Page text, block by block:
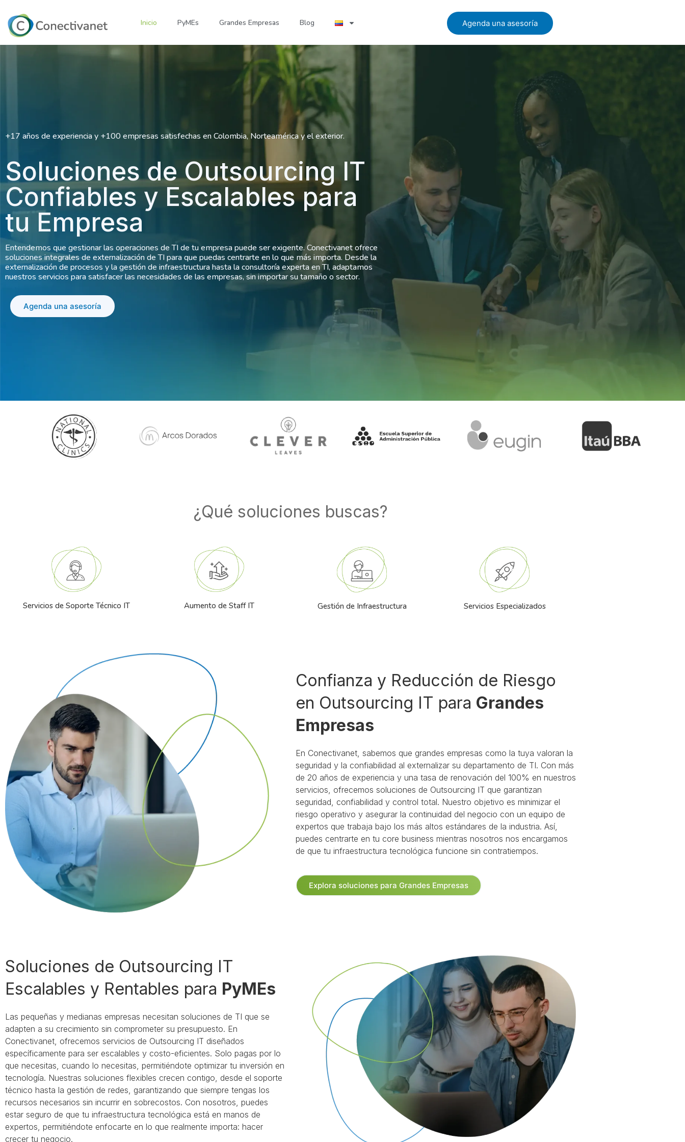
Inicio PyMEs Grandes Empresas Blog Agenda una asesoría
+17 años de experiencia y +100 empresas satisfechas en Colombia, Norteamérica y el exterior.
Soluciones de Outsourcing IT
Confiables y Escalables para
tu Empresa
Entendemos que gestionar las operaciones de TI de tu empresa puede ser exigente. Conectivanet ofrece
soluciones integrales de externalización de TI para que puedas centrarte en lo que más importa. Desde la
externalización de procesos y la gestión de infraestructura hasta la consultoría experta en TI, adaptamos
nuestros servicios para satisfacer las necesidades de las empresas, sin importar su tamaño o sector.
Agenda una asesoría
¿Qué soluciones buscas?
Servicios de Soporte Técnico IT Aumento de Staff IT Gestión de Infraestructura Servicios Especializados
Confianza y Reducción de Riesgo
en Outsourcing IT para Grandes
Empresas
En Conectivanet, sabemos que grandes empresas como la tuya valoran la
seguridad y la confiabilidad al externalizar su departamento de TI. Con más
de 20 años de experiencia y una tasa de renovación del 100% en nuestros
servicios, ofrecemos soluciones de Outsourcing IT que garantizan
seguridad, confiabilidad y control total. Nuestro objetivo es minimizar el
riesgo operativo y asegurar la continuidad del negocio con un equipo de
expertos que trabaja bajo los más altos estándares de la industria. Así,
puedes centrarte en tu core business mientras nosotros nos encargamos
de que tu infraestructura tecnológica funcione sin contratiempos.
Explora soluciones para Grandes Empresas
Soluciones de Outsourcing IT
Escalables y Rentables para PyMEs
Las pequeñas y medianas empresas necesitan soluciones de TI que se
adapten a su crecimiento sin comprometer su presupuesto. En
Conectivanet, ofrecemos servicios de Outsourcing IT diseñados
específicamente para ser escalables y costo-eficientes. Solo pagas por lo
que necesitas, cuando lo necesitas, permitiéndote optimizar tu inversión en
tecnología. Nuestras soluciones flexibles crecen contigo, desde el soporte
técnico hasta la gestión de redes, garantizando que siempre tengas los
recursos necesarios sin incurrir en sobrecostos. Con nosotros, puedes
estar seguro de que tu infraestructura tecnológica está en manos de
expertos, permitiéndote enfocarte en lo que realmente importa: hacer
crecer tu negocio.